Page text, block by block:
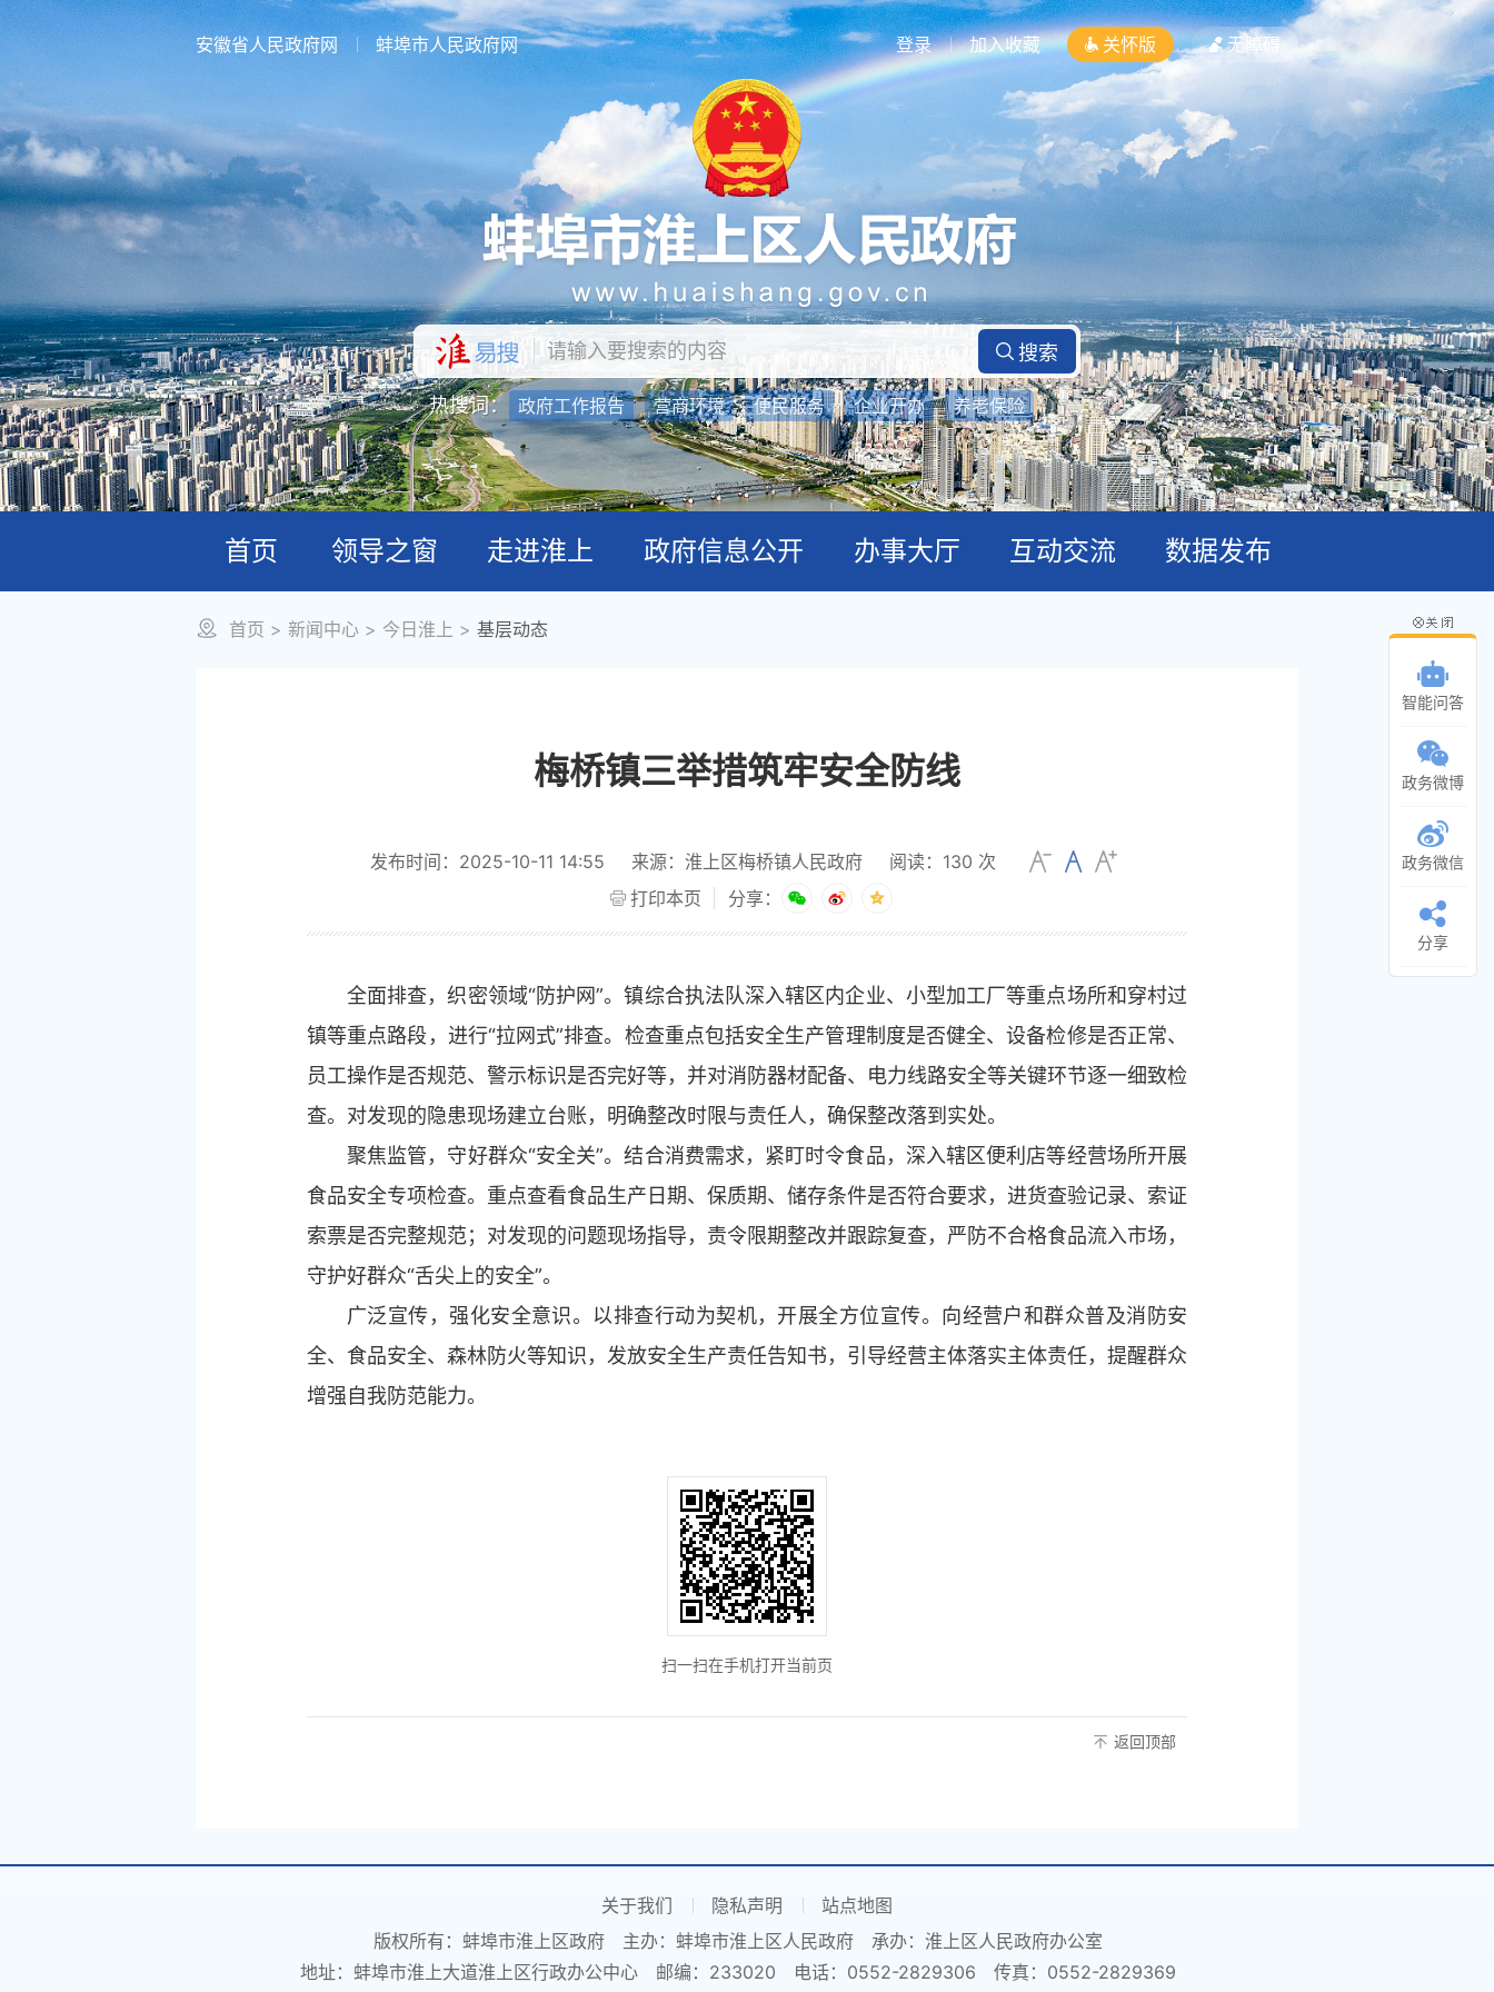
安徽省人民政府网 蚌埠市人民政府网 登录 加入收藏 关怀版 无障碍
热搜词： 政府工作报告 营商环境 便民服务 企业开办 养老保险
首页 领导之窗 走进淮上 政府信息公开 办事大厅 互动交流 数据发布
首页 > 新闻中心 > 今日淮上 > 基层动态
梅桥镇三举措筑牢安全防线
发布时间：2025-10-11 14:55 来源：淮上区梅桥镇人民政府 阅读： 130 次
打印本页
分享：
全面排查，织密领域“防护网”。镇综合执法队深入辖区内企业、小型加工厂等重点场所和穿村过
镇等重点路段，进行“拉网式”排查。检查重点包括安全生产管理制度是否健全、设备检修是否正常、
员工操作是否规范、警示标识是否完好等，并对消防器材配备、电力线路安全等关键环节逐一细致检
查。对发现的隐患现场建立台账，明确整改时限与责任人，确保整改落到实处。
聚焦监管，守好群众“安全关”。结合消费需求，紧盯时令食品，深入辖区便利店等经营场所开展
食品安全专项检查。重点查看食品生产日期、保质期、储存条件是否符合要求，进货查验记录、索证
索票是否完整规范；对发现的问题现场指导，责令限期整改并跟踪复查，严防不合格食品流入市场，
守护好群众“舌尖上的安全”。
广泛宣传，强化安全意识。以排查行动为契机，开展全方位宣传。向经营户和群众普及消防安
全、食品安全、森林防火等知识，发放安全生产责任告知书，引导经营主体落实主体责任，提醒群众
增强自我防范能力。
扫一扫在手机打开当前页
返回顶部
关于我们 隐私声明
站点地图
版权所有：蚌埠市淮上区政府
主办：蚌埠市淮上区人民政府
承办：淮上区人民政府办公室
地址：蚌埠市淮上大道淮上区行政办公中心
邮编：233020 电话：0552-2829306 传真：0552-2829369
智能问答
政务微博
政务微信
分享